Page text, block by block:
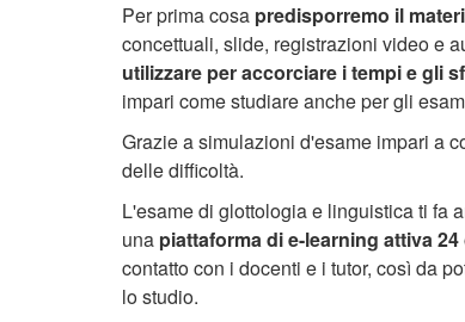
Per prima cosa predisporremo il
concettuali, slide, registrazioni video e
utilizzare per accorciare i tempi e gli
impari come studiare anche per gli
Grazie a simulazioni d'esame impari a
delle difficoltà.
L'esame di glottologia e linguistica ti fa
una piattaforma di e-learning attiva
contatto con i docenti e i tutor, così da
lo studio.